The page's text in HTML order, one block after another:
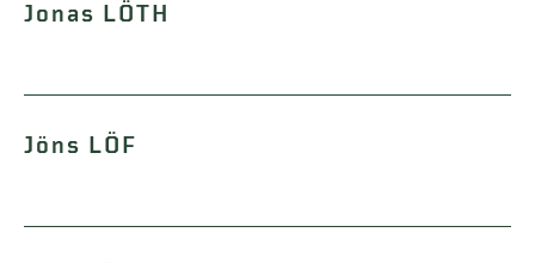
Jonas LÖTH
Jöns LÖF